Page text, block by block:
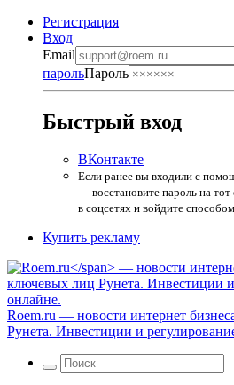
Регистрация
Вход
Email
парольПароль
Быстрый вход
ВКонтакте
Если ранее вы входили с
— восстановите пароль на
в соцсетях и войдите
Купить рекламу
Roem.ru — новости интернет
Рунета. Инвестиции и